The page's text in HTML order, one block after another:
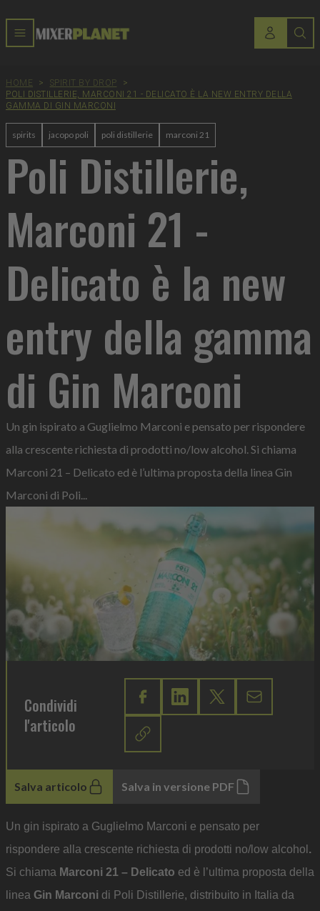
HOME > SPIRIT BY DROP
>
POLI DISTILLERIE, MARCONI 21 - DELICATO È LA NEW ENTRY DELLA
GAMMA DI GIN MARCONI
spirits jacopo poli poli distillerie marconi 21
Poli Distillerie,
Marconi 21 -
Delicato è la new
entry della gamma
di Gin Marconi
Un gin ispirato a Guglielmo Marconi e pensato per rispondere
alla crescente richiesta di prodotti no/low alcohol. Si chiama
Marconi 21 – Delicato ed è l’ultima proposta della linea Gin
Marconi di Poli...
Condividi
l'articolo
Salva articolo Salva in versione PDF
Un gin ispirato a Guglielmo Marconi e pensato per
rispondere alla crescente richiesta di prodotti no/low alcohol .
Si chiama Marconi 21 – Delicato ed è l’ultima proposta della
linea Gin Marconi di Poli Distillerie, distribuito in Italia da